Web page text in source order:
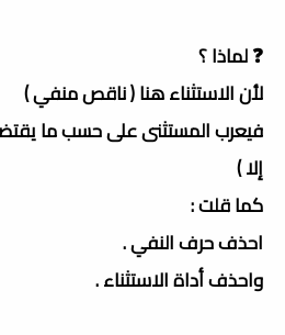
❓ لماذا ؟
لأن الاستثناء هنا ( ناقص منفي )
فيعرب المستثنى على حسب ما
إلا )
كما قلت :
احذف حرف النفي .
واحذف أداة الاستثناء .